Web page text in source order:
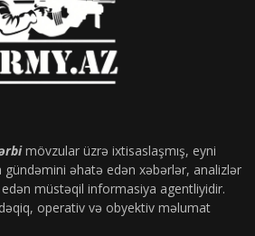
mövzular üzrə ixtisaslaşmış, eyni
əhatə edən xəbərlər, analizlər
müstəqil informasiya agentliyidir.
operativ və obyektiv məlumat